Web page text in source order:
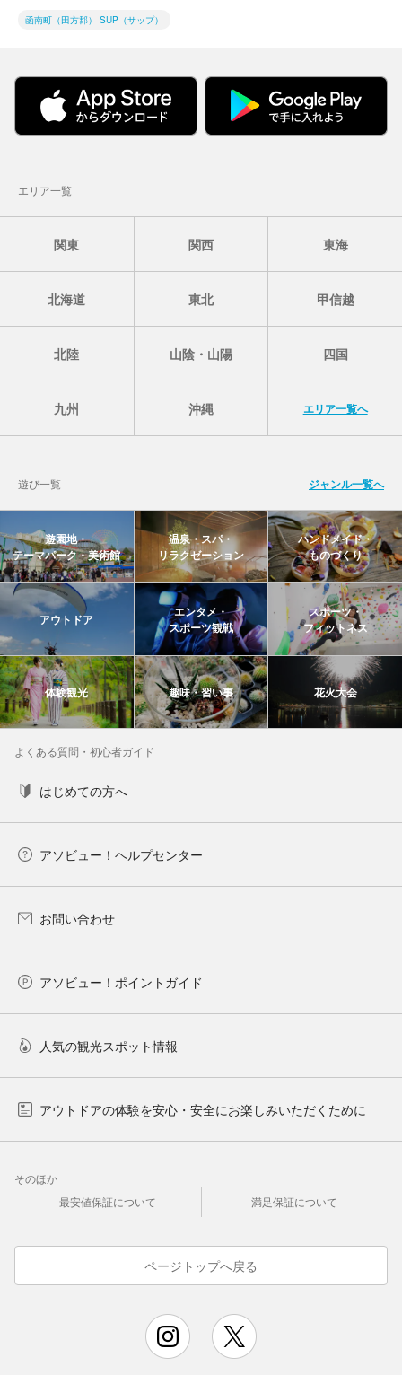
函南町（田方郡） SUP（サップ）
エリア一覧
関東 関西 東海
北海道 東北 甲信越
北陸 山陰・山陽 四国
九州 沖縄 エリア一覧へ
遊び一覧 ジャンル一覧へ
遊園地・
テーマパーク・美術館
温泉・スパ・
リラクゼーション
ハンドメイド・
ものづくり
アウトドア
エンタメ・
スポーツ観戦
スポーツ・
フィットネス
体験観光 趣味・習い事 花火大会
よくある質問・初心者ガイド
はじめての方へ
アソビュー！ヘルプセンター
お問い合わせ
アソビュー！ポイントガイド
人気の観光スポット情報
アウトドアの体験を安心・安全にお楽しみいただくために
そのほか
最安値保証について
満足保証について
ページトップへ戻る